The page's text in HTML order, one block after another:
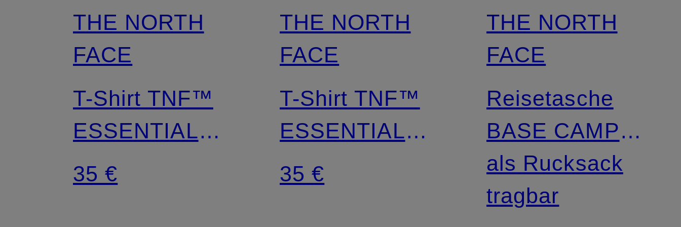
THE NORTH
FACE
T-Shirt TNF™
ESSENTIAL
SIMPLE DOME
35 €
THE NORTH
FACE
T-Shirt TNF™
ESSENTIAL
SIMPLE DOME
35 €
THE NORTH
FACE
Reisetasche
BASE CAMP
SMALL 50 l
als Rucksack
tragbar